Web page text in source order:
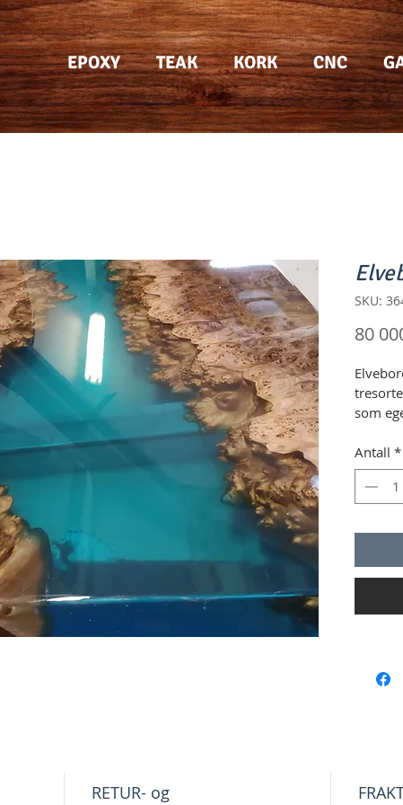
EPOXY TEAK KORK CNC
SKU:
80
som
støpes
Antall *
RETUR- og